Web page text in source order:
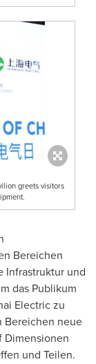
greets visitors
Bereichen
Infrastruktur und
das Publikum
Electric zu
Bereichen neue
Dimensionen
und Teilen.